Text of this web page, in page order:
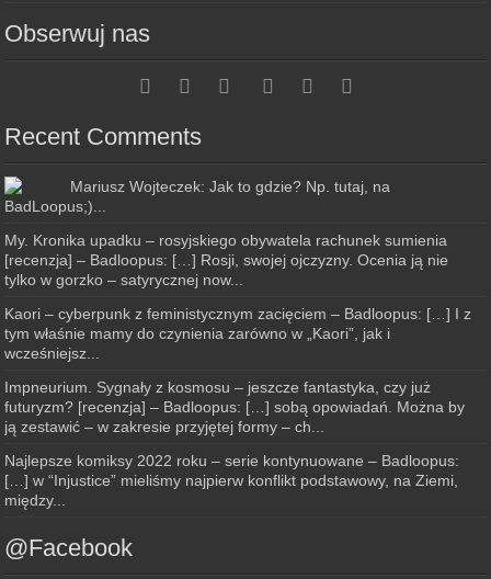
Obserwuj nas
Recent Comments
Mariusz Wojteczek: Jak to gdzie? Np. tutaj, na
BadLoopus;)...
My. Kronika upadku – rosyjskiego obywatela rachunek sumienia
[recenzja] – Badloopus: […] Rosji, swojej ojczyzny. Ocenia ją nie
tylko w gorzko – satyrycznej now...
Kaori – cyberpunk z feministycznym zacięciem – Badloopus: […] I z
tym właśnie mamy do czynienia zarówno w „Kaori”, jak i
wcześniejsz...
Impneurium. Sygnały z kosmosu – jeszcze fantastyka, czy już
futuryzm? [recenzja] – Badloopus: […] sobą opowiadań. Można by
ją zestawić – w zakresie przyjętej formy – ch...
Najlepsze komiksy 2022 roku – serie kontynuowane – Badloopus:
[…] w “Injustice” mieliśmy najpierw konflikt podstawowy, na Ziemi,
między...
@Facebook